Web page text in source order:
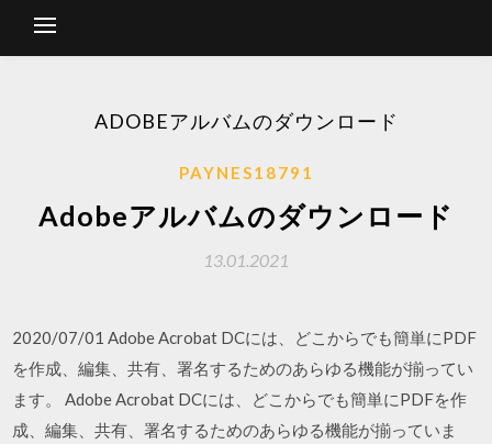
ADOBEアルバムのダウンロード
PAYNES18791
Adobeアルバムのダウンロード
13.01.2021
2020/07/01 Adobe Acrobat DCには、どこからでも簡単にPDF
を作成、編集、共有、署名するためのあらゆる機能が揃ってい
ます。 Adobe Acrobat DCには、どこからでも簡単にPDFを作
成、編集、共有、署名するためのあらゆる機能が揃っていま